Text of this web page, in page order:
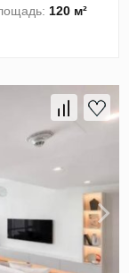
120 м²